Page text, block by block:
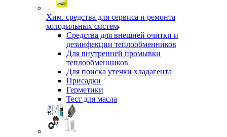
Хим. средства для сервиса и ремонта
холодильных систем
Средства для внешней очитки и
дезинфекции теплообменников
Для внутренней промывки
теплообменников
Для поиска утечки хладагента
Присадки
Герметики
Тест для масла